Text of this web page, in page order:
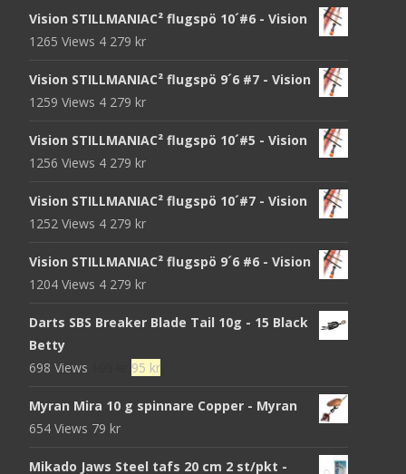
Vision STILLMANIAC² flugspö 10´#6 - Vision
1265 Views 4 279 kr
Vision STILLMANIAC² flugspö 9´6 #7 - Vision
1259 Views 4 279 kr
Vision STILLMANIAC² flugspö 10´#5 - Vision
1256 Views 4 279 kr
Vision STILLMANIAC² flugspö 10´#7 - Vision
1252 Views 4 279 kr
Vision STILLMANIAC² flugspö 9´6 #6 - Vision
1204 Views 4 279 kr
Darts SBS Breaker Blade Tail 10g - 15 Black
Betty
698 Views
Det
priset
95 krDet
priset
Myran Mira 10 g spinnare Copper - Myran
654 Views 79 kr
Mikado Jaws Steel tafs 20 cm 2 st/pkt -